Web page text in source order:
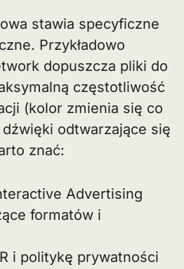
stawia specyficzne
Przykładowo
dopuszcza pliki do
częstotliwość
(kolor zmienia się co
odtwarzające się
znać:
Advertising
formatów i
i politykę prywatności